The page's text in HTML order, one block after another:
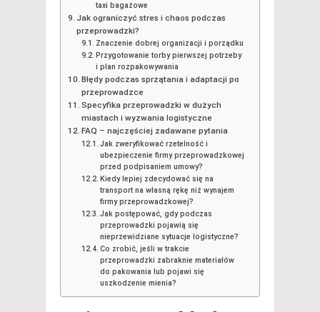
taxi bagażowe
Jak ograniczyć stres i chaos podczas
przeprowadzki?
Znaczenie dobrej organizacji i porządku
Przygotowanie torby pierwszej potrzeby
i plan rozpakowywania
Błędy podczas sprzątania i adaptacji po
przeprowadzce
Specyfika przeprowadzki w dużych
miastach i wyzwania logistyczne
FAQ – najczęściej zadawane pytania
Jak zweryfikować rzetelność i
ubezpieczenie firmy przeprowadzkowej
przed podpisaniem umowy?
Kiedy lepiej zdecydować się na
transport na własną rękę niż wynajem
firmy przeprowadzkowej?
Jak postępować, gdy podczas
przeprowadzki pojawią się
nieprzewidziane sytuacje logistyczne?
Co zrobić, jeśli w trakcie
przeprowadzki zabraknie materiałów
do pakowania lub pojawi się
uszkodzenie mienia?